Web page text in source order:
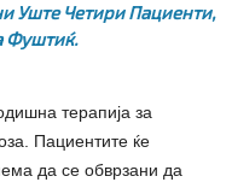
Уште Четири Пациенти,
Фуштиќ.
терапија за
Пациентите ќе
да се обврзани да